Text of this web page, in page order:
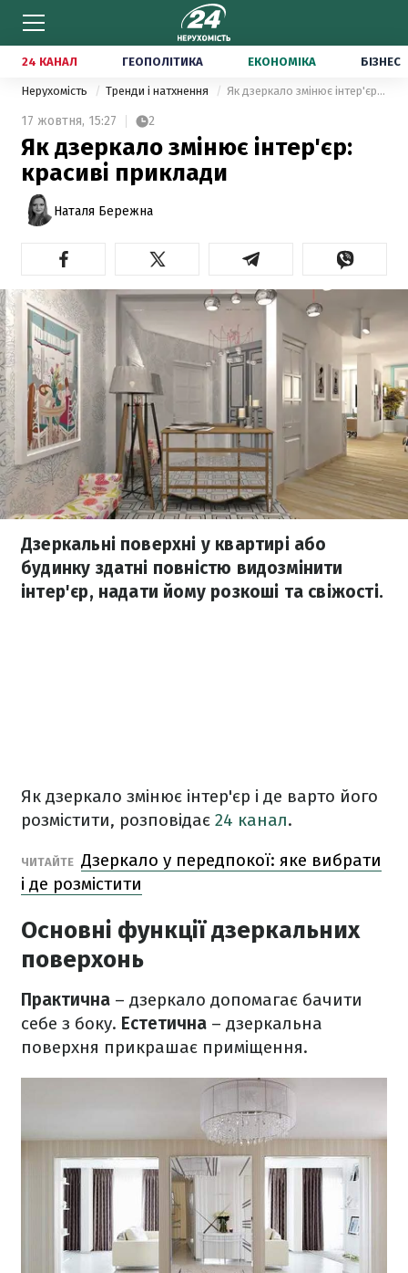
24 КАНАЛ ГЕОПОЛІТИКА ЕКОНОМІКА БІЗНЕС
Нерухомість Тренди і натхнення Як дзеркало змінює інтер'єр: красиві приклади
17 жовтня, 15:27 2
Як дзеркало змінює інтер'єр:
красиві приклади
Наталя Бережна
Дзеркальні поверхні у квартирі або
будинку здатні повністю видозмінити
інтер'єр, надати йому розкоші та свіжості.
Як дзеркало змінює інтер'єр і де варто його
розмістити, розповідає 24 канал.
ЧИТАЙТЕ Дзеркало у передпокої: яке вибрати
і де розмістити
Основні функції дзеркальних
поверхонь
Практична – дзеркало допомагає бачити
себе з боку. Естетична – дзеркальна
поверхня прикрашає приміщення.